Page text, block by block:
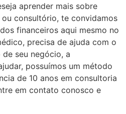
aprender mais sobre
consultório, te convidamos
financeiros aqui mesmo no
precisa de ajuda com o
seu negócio, a
possuímos um método
de 10 anos em consultoria
em contato conosco e